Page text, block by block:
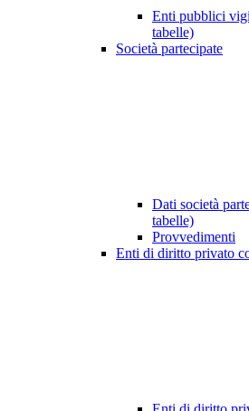
Enti pubblici
tabelle)
Società partecipate
Dati società
tabelle)
Provvedimenti
Enti di diritto privato